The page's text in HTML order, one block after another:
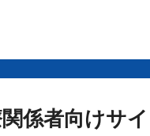
係者向けサ